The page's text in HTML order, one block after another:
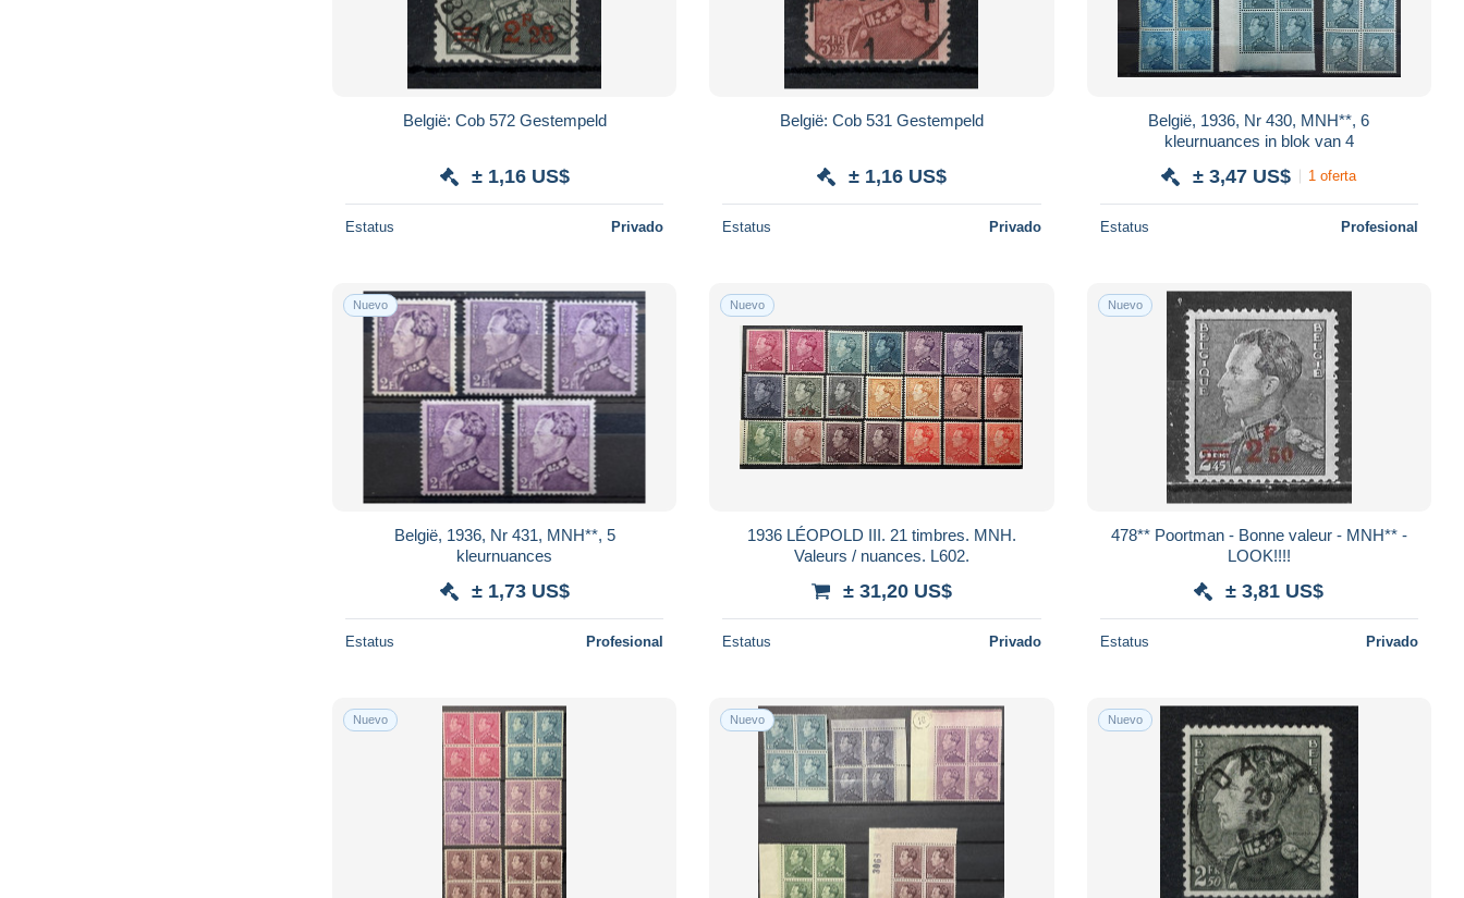
België: Cob 572 Gestempeld
± 1,16 US$
Estatus Privado
België: Cob 531 Gestempeld
± 1,16 US$
Estatus Privado
België, 1936, Nr 430, MNH**, 6
kleurnuances in blok van 4
± 3,47 US$ 1 oferta
Estatus Profesional
Nuevo
België, 1936, Nr 431, MNH**, 5
kleurnuances
± 1,73 US$
Estatus Profesional
Nuevo
1936 LÉOPOLD III. 21 timbres. MNH.
Valeurs / nuances. L602.
± 31,20 US$
Estatus Privado
Nuevo
478** Poortman - Bonne valeur - MNH** -
LOOK!!!!
± 3,81 US$
Estatus Privado
Nuevo Nuevo Nuevo